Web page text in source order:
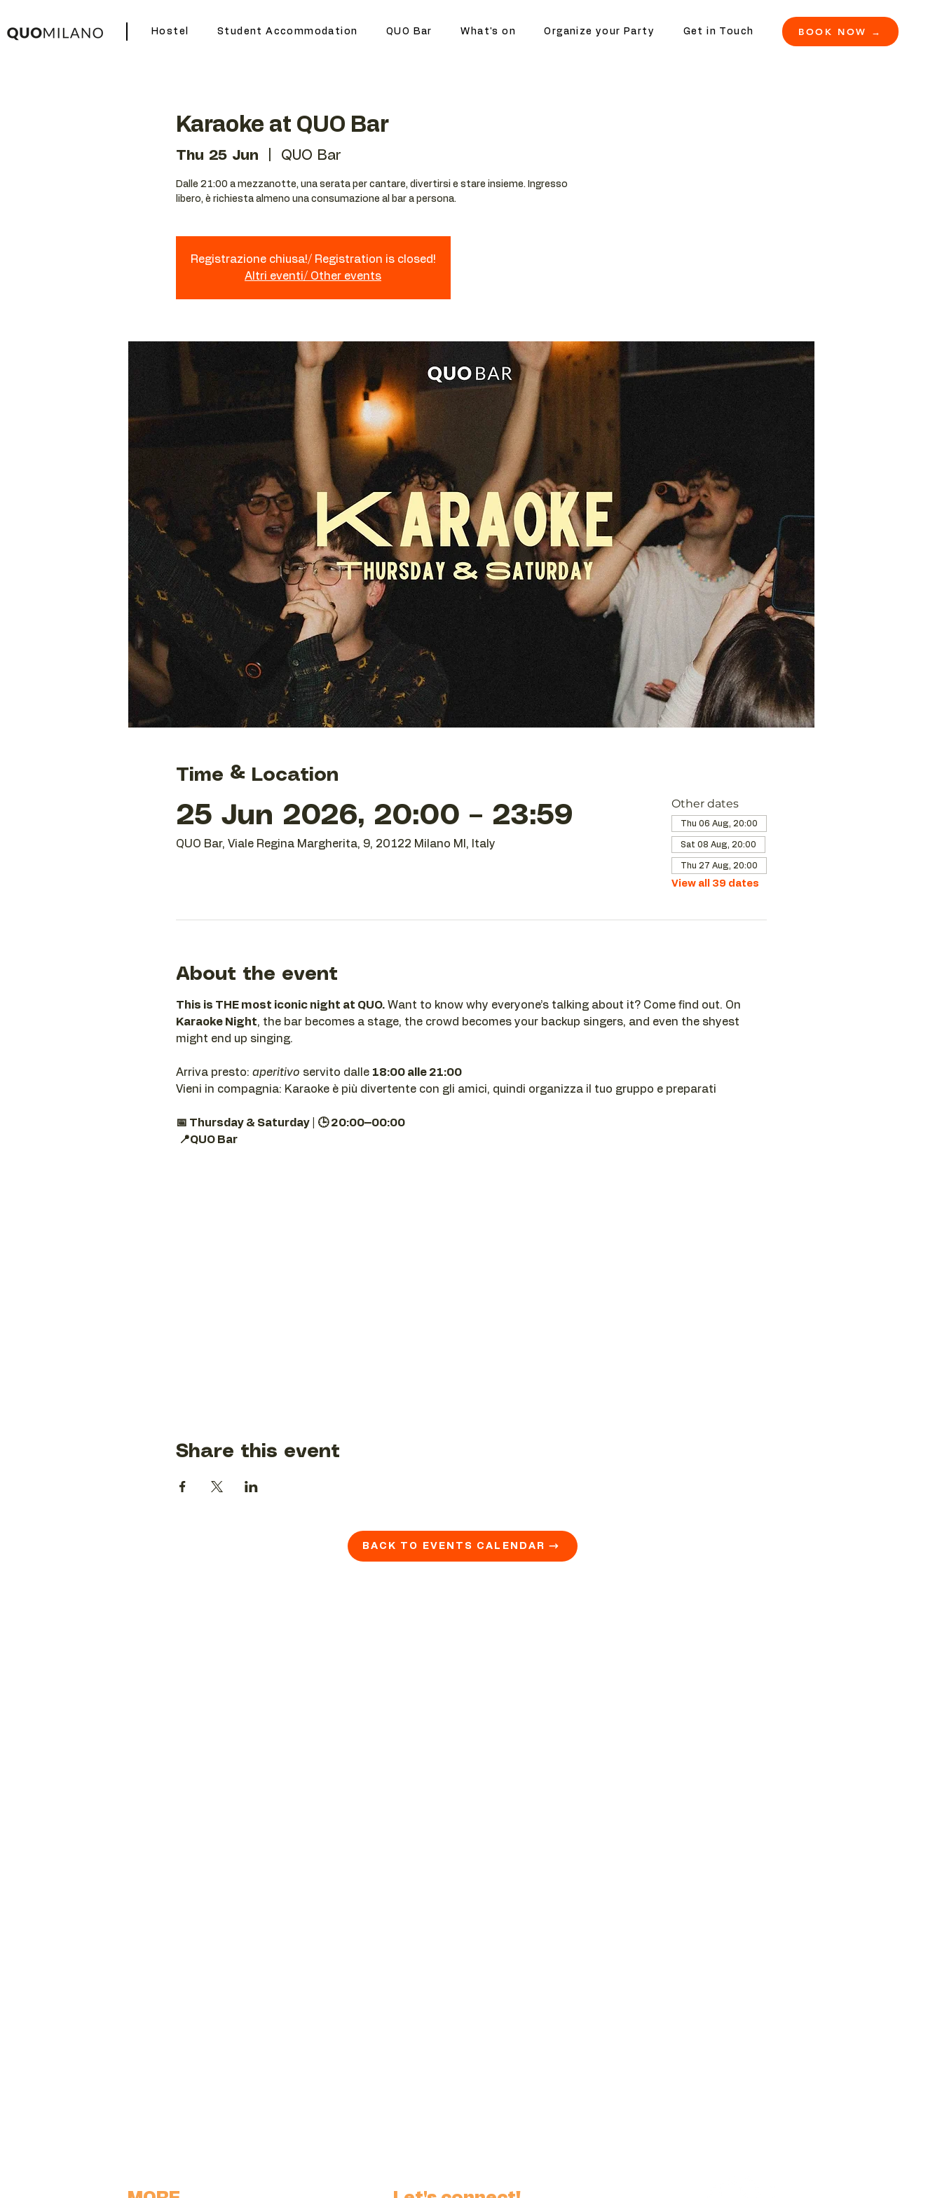
Hostel Student Accommodation QUO Bar What's on Organize your Party Get in Touch BOOK NOW →
Karaoke at QUO Bar
Thu 25 Jun QUO Bar
Dalle 21:00 a mezzanotte, una serata per cantare, divertirsi e stare insieme. Ingresso
libero, è richiesta almeno una consumazione al bar a persona.
Registrazione chiusa!/ Registration is closed!
Altri eventi/ Other events
Time & Location
25 Jun 2026, 20:00 – 23:59
QUO Bar, Viale Regina Margherita, 9, 20122 Milano MI, Italy
Other dates
Thu 06 Aug, 20:00
Sat 08 Aug, 20:00
Thu 27 Aug, 20:00
View all 39 dates
About the event
This is THE most iconic night at QUO. Want to know why everyone’s talking about it? Come find out. On
Karaoke Night, the bar becomes a stage, the crowd becomes your backup singers, and even the shyest
might end up singing.
Arriva presto: aperitivo servito dalle 18:00 alle 21:00
Vieni in compagnia: Karaoke è più divertente con gli amici, quindi organizza il tuo gruppo e preparati
📅 Thursday & Saturday | 🕒 20:00–00:00
📍QUO Bar
Share this event
BACK TO EVENTS CALENDAR →